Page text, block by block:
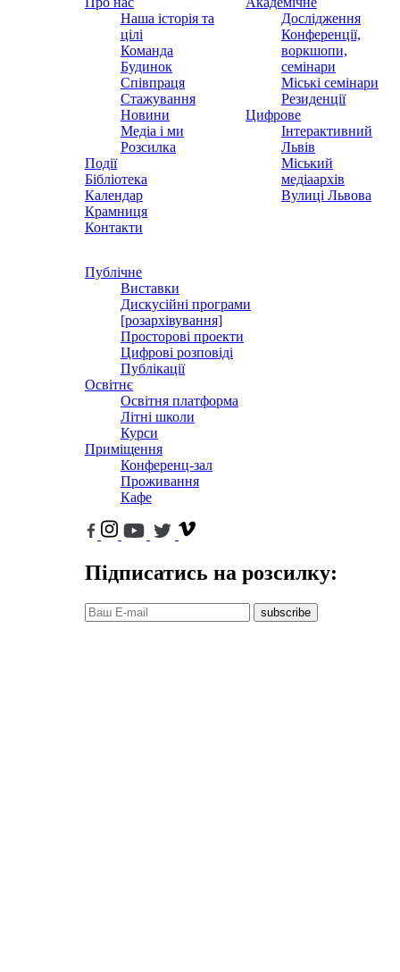
Наша історія та
цілі
Команда
Будинок
Співпраця
Стажування
Новини
Медіа і ми
Розсилка
Події
Бібліотека
Календар
Крамниця
Контакти
Дослідження
Конференції,
воркшопи,
семінари
Міські семінари
Резиденції
Цифрове
Інтерактивний
Львів
Міський
медіаархів
Вулиці Львова
Публічне
Виставки
Дискусійні програми
[розархівування]
Просторові проекти
Цифрові розповіді
Публікації
Освітнє
Освітня платформа
Літні школи
Курси
Приміщення
Конференц-зал
Проживання
Кафе
Підписатись на розсилку:
subscribe